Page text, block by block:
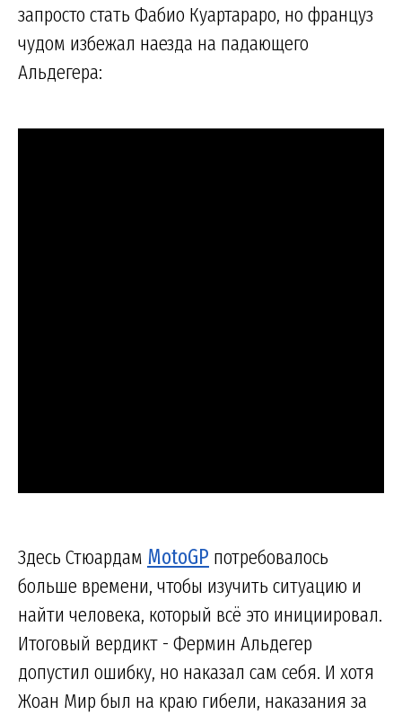
запросто стать Фабио Куартараро, но француз
чудом избежал наезда на падающего
Альдегера:
Здесь Стюардам MotoGP потребовалось
больше времени, чтобы изучить ситуацию и
найти человека, который всё это инициировал.
Итоговый вердикт - Фермин Альдегер
допустил ошибку, но наказал сам себя. И хотя
Жоан Мир был на краю гибели, наказания за